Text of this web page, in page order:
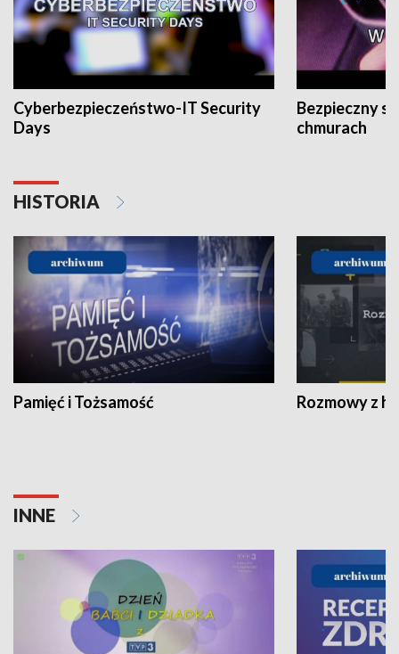
Cyberbezpieczeństwo-IT Security
Days
Bezpieczny
chmurach
HISTORIA
Pamięć i Tożsamość Rozmowy z
INNE